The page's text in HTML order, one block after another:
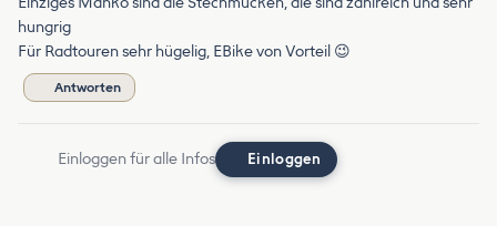
hungrig
Für Radtouren sehr hügelig, EBike von Vorteil 😉
Antworten
Einloggen für alle Infos Einloggen